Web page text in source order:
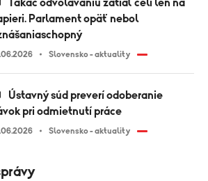
Parlament opäť nebol
Slovensko - aktuality
pri odmietnutí práce
Slovensko - aktuality